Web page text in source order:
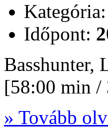
Kategória:
Időpont:
Basshunter,
[58:00 min /
» Tovább